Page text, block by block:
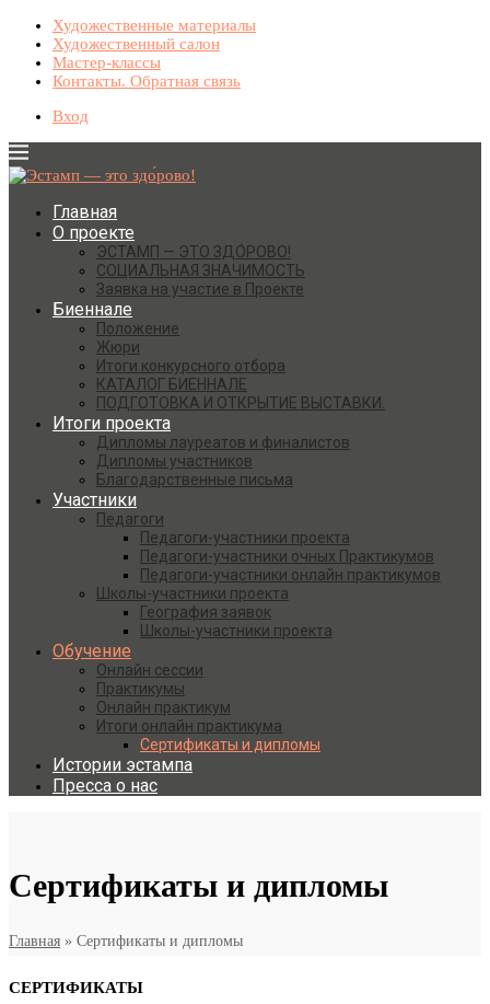
Художественные материалы
Художественный салон
Мастер-классы
Контакты. Обратная связь
Вход
Главная
О проекте
ЭСТАМП — ЭТО ЗДО́РОВО!
СОЦИАЛЬНАЯ ЗНАЧИМОСТЬ
Заявка на участие в Проекте
Биеннале
Положение
Жюри
Итоги конкурсного отбора
КАТАЛОГ БИЕННАЛЕ
ПОДГОТОВКА И ОТКРЫТИЕ ВЫСТАВКИ.
Итоги проекта
Дипломы лауреатов и финалистов
Дипломы участников
Благодарственные письма
Участники
Педагоги
Педагоги-участники проекта
Педагоги-участники очных Практикумов
Педагоги-участники онлайн практикумов
Школы-участники проекта
География заявок
Школы-участники проекта
Обучение
Онлайн сессии
Практикумы
Онлайн практикум
Итоги онлайн практикума
Сертификаты и дипломы
Истории эстампа
Пресса о нас
Сертификаты и дипломы
Главная » Сертификаты и дипломы
СЕРТИФИКАТЫ